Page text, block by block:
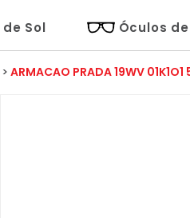
Sol Óculos
> ARMACAO PRADA 19WV 01K1O1